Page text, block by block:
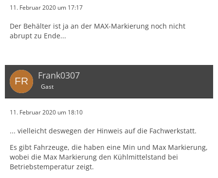
11. Februar 2020 um 17:17
Der Behälter ist ja an der MAX-Markierung noch nicht
abrupt zu Ende...
Frank0307
Gast
11. Februar 2020 um 18:10
... vielleicht deswegen der Hinweis auf die Fachwerkstatt.
Es gibt Fahrzeuge, die haben eine Min und Max Markierung,
wobei die Max Markierung den Kühlmittelstand bei
Betriebstemperatur zeigt.